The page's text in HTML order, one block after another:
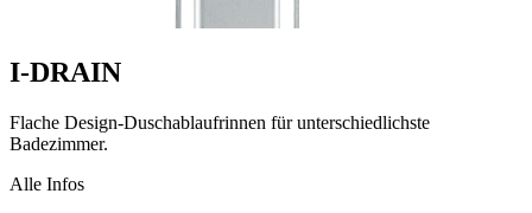
I-DRAIN
Flache Design-Dusch­ablaufrinnen für unterschiedlichste
Badezimmer.
Alle Infos